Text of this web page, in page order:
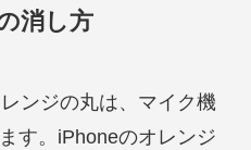
消し方
ンジの丸は、マイク機
す。iPhoneのオレンジ